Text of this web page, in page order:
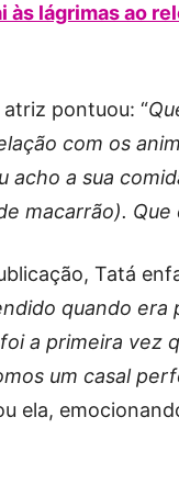
às lágrimas ao
pontuou: “
com os
acho a sua
macarrão).
Tatá
quando era
a primeira vez
um casal
ela,